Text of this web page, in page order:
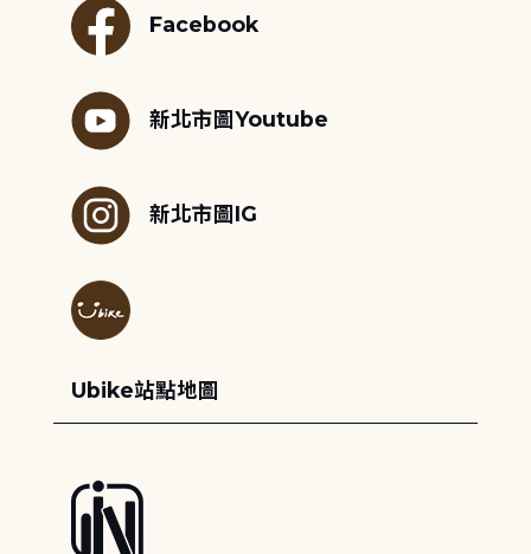
Facebook
新北市圖Youtube
新北市圖IG
Ubike站點地圖